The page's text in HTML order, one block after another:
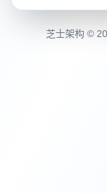
芝士架构 ©